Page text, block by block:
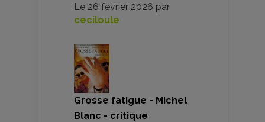
Le 26 février 2026 par
ceciloule
Grosse fatigue - Michel
Blanc - critique